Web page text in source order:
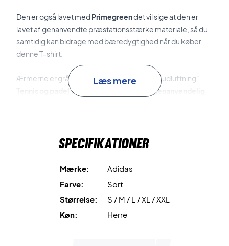
Den er også lavet medPrimegreendet vil sige at den er
lavet af genanvendte præstationsstærke materiale, så du
samtidig kan bidrage med bæredygtighed når du køber
denne T-shirt.
Ærmerne er grå i et tyndt stof så der er god "udluftning".
Tennis og padel T-shirt fra Adidas lavet i genanvendelig
trænings T-shirt som er fugtabsorberende og behagelig!
Læs mere
Specifikationer
Mærke:
Adidas
Farve:
Sort
Størrelse:
S / M / L / XL / XXL
Køn:
Herre